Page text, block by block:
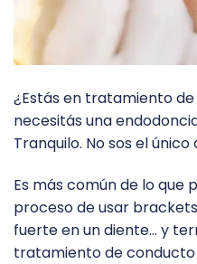
¿Estás en tratamiento
necesitás una
Tranquilo. No sos el único
Es más común de lo que
proceso de usar
fuerte en un diente… y
tratamiento de conducto